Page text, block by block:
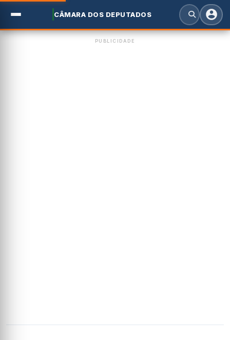
CÂMARA DOS DEPUTADOS
PUBLICIDADE